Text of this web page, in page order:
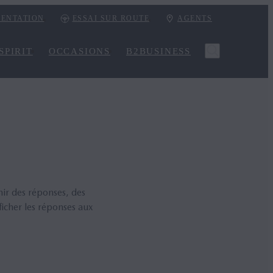
ESSAI SUR ROUTE AGENTS
OCCASIONS B2BUSINESS
des réponses, des
les réponses aux